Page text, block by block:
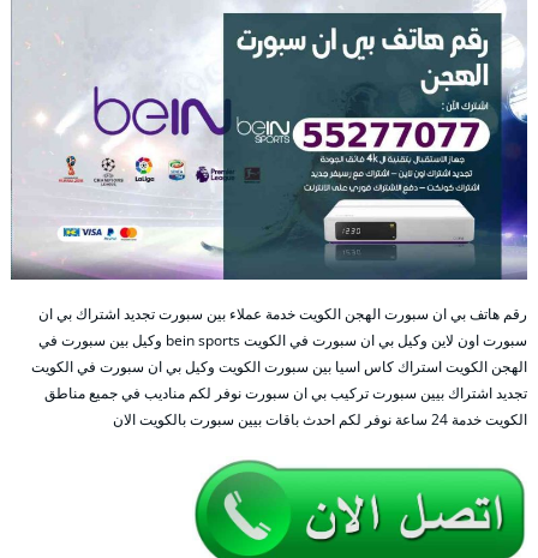
رقم هاتف بي ان سبورت الهجن الكويت خدمة عملاء بين سبورت تجديد اشتراك بي ان
سبورت اون لاين وكيل بي ان سبورت في الكويت bein sports وكيل بين سبورت في
الهجن الكويت استراك كاس اسيا بين سبورت الكويت وكيل بي ان سبورت في الكويت
تجديد اشتراك بيين سبورت تركيب بي ان سبورت نوفر لكم مناديب في جميع مناطق
الكويت خدمة 24 ساعة نوفر لكم احدث باقات بيين سبورت بالكويت الان